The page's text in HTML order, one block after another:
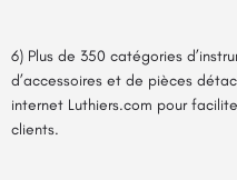
6) Plus de 350 catégories
d’accessoires et de pièces
internet Luthiers.com pour
clients.